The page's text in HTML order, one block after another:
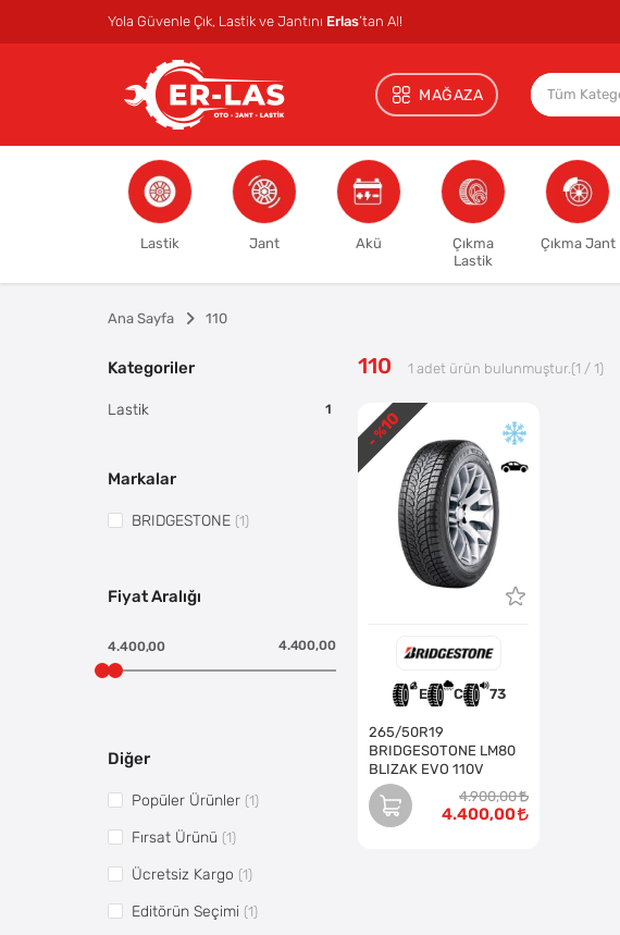
Yola Güvenle Çık, Lastik ve Jantını Erlas’tan Al!
MAĞAZA
Lastik Jant Akü
Çıkma
Lastik
Çıkma Jant
Ana Sayfa 110
110 1 adet ürün bulunmuştur.(1 / 1)
E C 73
265/50R19
BRIDGESOTONE LM80
BLIZAK EVO 110V
4.900,00
4.400,00
- %
10
Kategoriler
Lastik 1
Markalar
BRIDGESTONE (1)
Fiyat Aralığı
4.400,00 4.400,00
Diğer
Popüler Ürünler (1)
Fırsat Ürünü (1)
Ücretsiz Kargo (1)
Editörün Seçimi (1)